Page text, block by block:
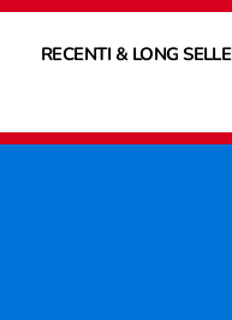
RECENTI & LONG